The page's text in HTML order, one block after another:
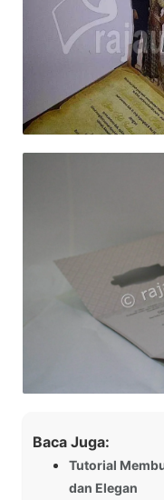
Baca Juga:
Tutorial
dan Elegan